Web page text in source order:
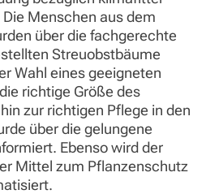
Menschen aus dem
über die fachgerechte
Streuobstbäume
Wahl eines geeigneten
richtige Größe des
zur richtigen Pflege in den
über die gelungene
Ebenso wird der
Mittel zum Pflanzenschutz